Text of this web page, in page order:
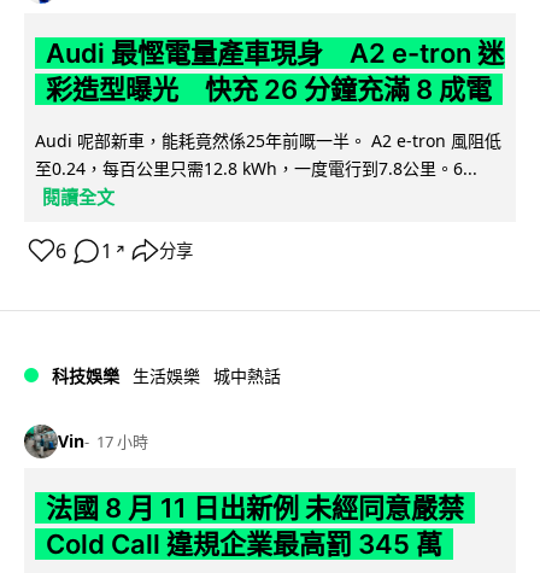
Audi 最慳電量產車現身 A2 e-tron 迷
彩造型曝光 快充 26 分鐘充滿 8 成電
Audi 呢部新車，能耗竟然係25年前嘅一半。 A2 e-tron 風阻低
至0.24，每百公里只需12.8 kWh，一度電行到7.8公里。6...
閱讀全文
6 1 ↗ 分享
科技娛樂 生活娛樂 城中熱話
Vin 17 小時
法國 8 月 11 日出新例 未經同意嚴禁
Cold Call 違規企業最高罰 345 萬